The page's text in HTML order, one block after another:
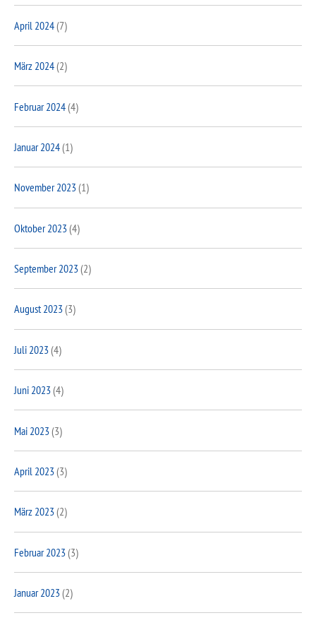
April 2024(7)
März 2024(2)
Februar 2024(4)
Januar 2024(1)
November 2023(1)
Oktober 2023(4)
September 2023(2)
August 2023(3)
Juli 2023(4)
Juni 2023(4)
Mai 2023(3)
April 2023(3)
März 2023(2)
Februar 2023(3)
Januar 2023(2)